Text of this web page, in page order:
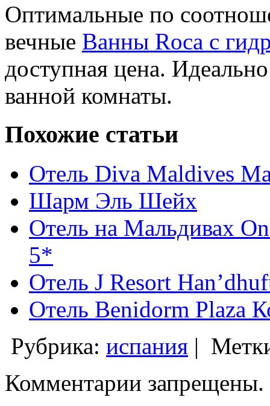
Оптимальные по
вечные Ванны Roca с
доступная цена.
ванной комнаты.
Похожие статьи
Отель Diva Maldives
Шарм Эль Шейх
Отель на Мальдивах
5*
Отель J Resort
Отель Benidorm Plaza
Рубрика: испания |
Комментарии запрещены.